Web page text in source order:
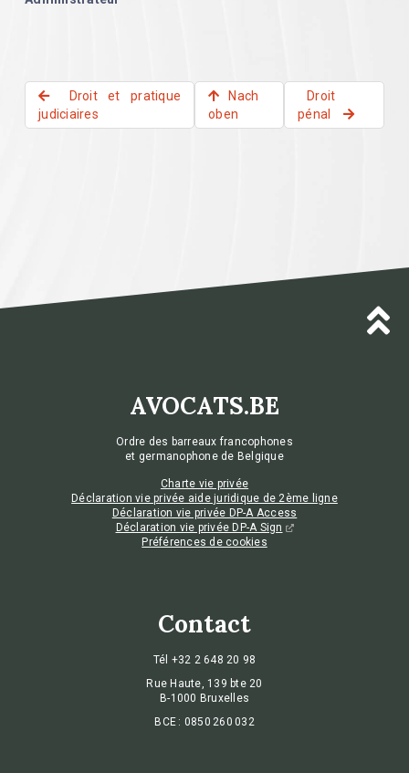
Droit et pratique
judiciaires
Nach
oben
Droit
pénal
AVOCATS.BE
Ordre des barreaux francophones
et germanophone de Belgique
Charte vie privée
Déclaration vie privée aide juridique de 2ème ligne
Déclaration vie privée DP-A Access
Déclaration vie privée DP-A Sign
Préférences de cookies
Contact
Tél +32 2 648 20 98
Rue Haute, 139 bte 20
B-1000 Bruxelles
BCE : 0850 260 032